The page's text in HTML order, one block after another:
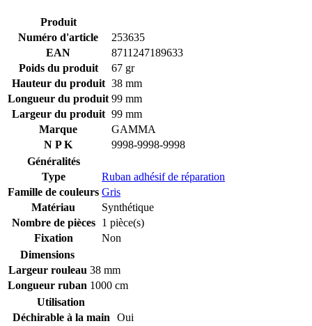
Produit
Numéro d'article
253635
EAN
8711247189633
Poids du produit
67 gr
Hauteur du produit 38 mm
Longueur du produit 99 mm
Largeur du produit 99 mm
Marque
GAMMA
N P K
9998-9998-9998
Généralités
Type
Ruban adhésif de réparation
Famille de couleurs Gris
Matériau
Synthétique
Nombre de pièces
1 pièce(s)
Fixation
Non
Dimensions
Largeur rouleau 38 mm
Longueur ruban 1000 cm
Utilisation
Déchirable à la main
Oui